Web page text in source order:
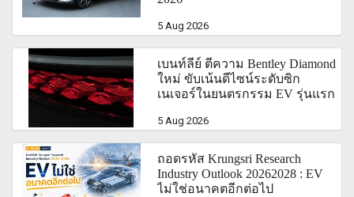
5 Aug 2026
เบนท์ลีย์ ตีความ Bentley Diamond
ใหม่ ขับเน้นดีไซน์ระดับซิก
เนเจอร์ในยนตรกรรม EV รุ่นแรก
5 Aug 2026
ถอดรหัส Krungsri Research
Industry Outlook 20262028 : EV
ไม่ใช่อนาคตอีกต่อไป